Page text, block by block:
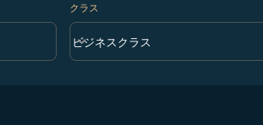
クラス
クラス option ビジネスクラス Selected
ビジネスクラス
keyboard_arrow_down